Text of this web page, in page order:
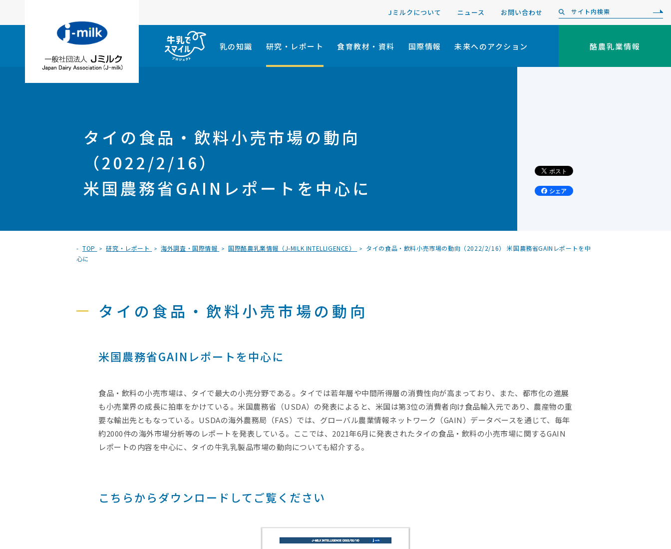
Jミルクについて ニュース お問い合わせ
乳の知識 研究・レポート 食育教材・資料 国際情報 未来へのアクション 酪農乳業情報
タイの食品・飲料小売市場の動向
（2022/2/16）
米国農務省GAINレポートを中心に
TOP 研究・レポート 海外調査・国際情報 国際酪農乳業情報（J-MILK INTELLIGENCE）
タイの食品・飲料小売市場の動向（2022/2/16） 米国農務省GAINレポートを中
心に
タイの食品・飲料小売市場の動向
米国農務省GAINレポートを中心に
食品・飲料の小売市場は、タイで最大の小売分野である。タイでは若年層や中間所得層の消費性向が高まっており、また、都市化の進展
も小売業界の成長に拍車をかけている。米国農務省（USDA）の発表によると、米国は第3位の消費者向け食品輸入元であり、農産物の重
要な輸出先ともなっている。USDAの海外農務局（FAS）では、グローバル農業情報ネットワーク（GAIN）データベースを通じて、毎年
約2000件の海外市場分析等のレポートを発表している。ここでは、2021年6月に発表されたタイの食品・飲料の小売市場に関するGAIN
レポートの内容を中心に、タイの牛乳乳製品市場の動向についても紹介する。
こちらからダウンロードしてご覧ください